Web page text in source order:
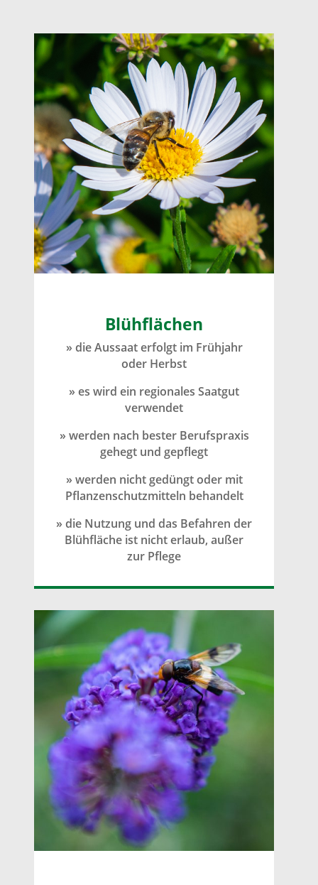
Blühflächen
» die Aussaat erfolgt im Frühjahr
oder Herbst
» es wird ein regionales Saatgut
verwendet
» werden nach bester Berufspraxis
gehegt und gepflegt
» werden nicht gedüngt oder mit
Pflanzenschutzmitteln behandelt
» die Nutzung und das Befahren der
Blühfläche ist nicht erlaub, außer
zur Pflege